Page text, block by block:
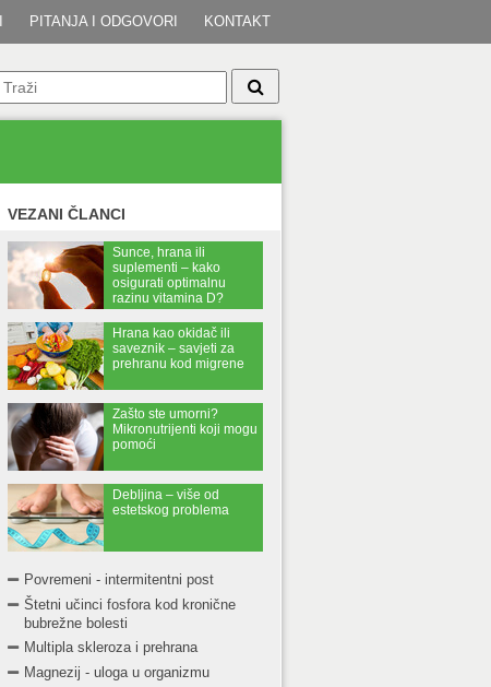
PITANJA I ODGOVORI KONTAKT
VEZANI ČLANCI
Sunce, hrana ili
suplementi – kako
osigurati optimalnu
razinu vitamina D?
Hrana kao okidač ili
saveznik – savjeti za
prehranu kod migrene
Zašto ste umorni?
Mikronutrijenti koji mogu
pomoći
Debljina – više od
estetskog problema
Povremeni - intermitentni post
Štetni učinci fosfora kod kronične
bubrežne bolesti
Multipla skleroza i prehrana
Magnezij - uloga u organizmu